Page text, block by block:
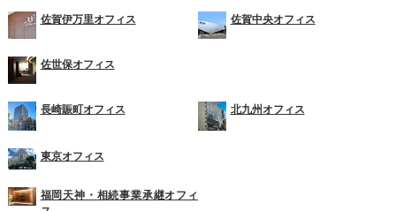
佐賀伊万里オフィス 佐賀中央オフィス
佐世保オフィス
長崎賑町オフィス 北九州オフィス
東京オフィス
福岡天神・相続事業承継オフィ